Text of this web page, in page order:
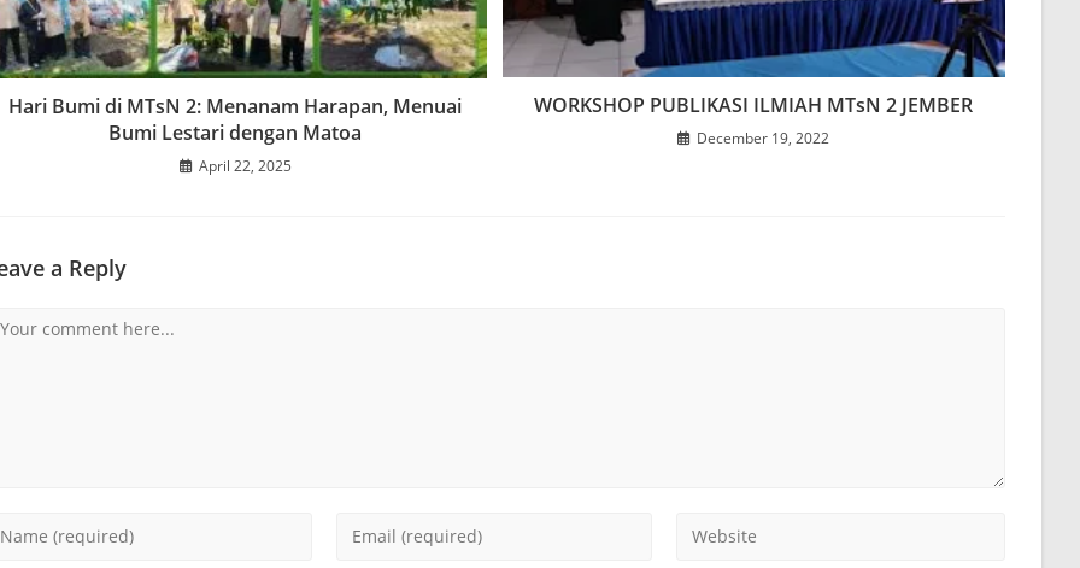
Hari Bumi di MTsN 2: Menanam Harapan, Menuai
Bumi Lestari dengan Matoa
April 22, 2025
WORKSHOP PUBLIKASI ILMIAH MTsN 2 JEMBER
December 19, 2022
a Reply
Enter
Enter